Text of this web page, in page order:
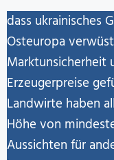
dass ukrainisches
Osteuropa
Marktunsicherheit
Erzeugerpreise
Landwirte haben
Höhe von
Aussichten für